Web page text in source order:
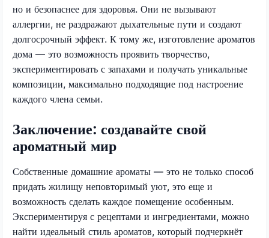
но и безопаснее для здоровья. Они не вызывают
аллергии, не раздражают дыхательные пути и создают
долгосрочный эффект. К тому же, изготовление ароматов
дома — это возможность проявить творчество,
экспериментировать с запахами и получать уникальные
композиции, максимально подходящие под настроение
каждого члена семьи.
Заключение: создавайте свой
ароматный мир
Собственные домашние ароматы — это не только способ
придать жилищу неповторимый уют, это еще и
возможность сделать каждое помещение особенным.
Экспериментируя с рецептами и ингредиентами, можно
найти идеальный стиль ароматов, который подчеркнёт